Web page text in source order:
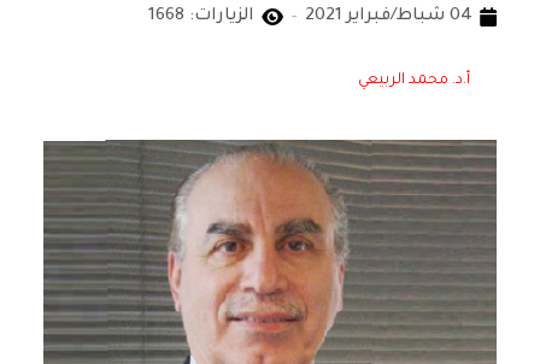
04 شباط/فبراير 2021
الزيارات: 1668
أ.د. محمد الربيعي